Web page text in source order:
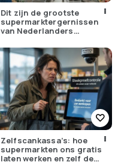
Dit zijn de grootste
supermarktergernissen
van Nederlanders
Zelfscankassa’s: hoe
supermarkten ons gratis
laten werken en zelf de